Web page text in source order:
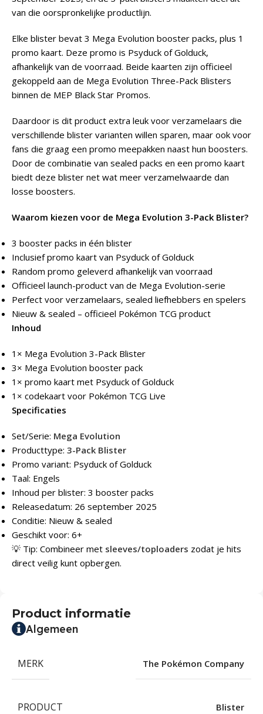
van die oorspronkelijke productlijn.
Elke blister bevat 3 Mega Evolution booster packs, plus 1
promo kaart. Deze promo is Psyduck of Golduck,
afhankelijk van de voorraad. Beide kaarten zijn officieel
gekoppeld aan de Mega Evolution Three-Pack Blisters
binnen de MEP Black Star Promos.
Daardoor is dit product extra leuk voor verzamelaars die
verschillende blister varianten willen sparen, maar ook voor
fans die graag een promo meepakken naast hun boosters.
Door de combinatie van sealed packs en een promo kaart
biedt deze blister net wat meer verzamelwaarde dan
losse boosters.
Waarom kiezen voor de Mega Evolution 3-Pack Blister?
3 booster packs in één blister
Inclusief promo kaart van Psyduck of Golduck
Random promo geleverd afhankelijk van voorraad
Officieel launch-product van de Mega Evolution-serie
Perfect voor verzamelaars, sealed liefhebbers en spelers
Nieuw & sealed – officieel Pokémon TCG product
Inhoud
1× Mega Evolution 3-Pack Blister
3× Mega Evolution booster pack
1× promo kaart met Psyduck of Golduck
1× codekaart voor Pokémon TCG Live
Specificaties
Set/Serie: Mega Evolution
Producttype: 3-Pack Blister
Promo variant: Psyduck of Golduck
Taal: Engels
Inhoud per blister: 3 booster packs
Releasedatum: 26 september 2025
Conditie: Nieuw & sealed
Geschikt voor: 6+
💡 Tip: Combineer met sleeves/toploaders zodat je hits
direct veilig kunt opbergen.
Product informatie
Algemeen
MERK The Pokémon Company
PRODUCT Blister